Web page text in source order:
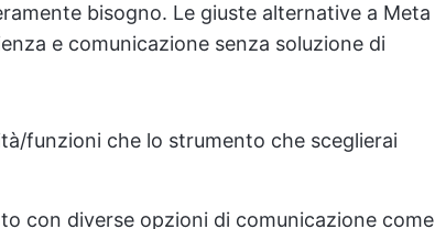
bisogno. Le giuste alternative a Meta
e comunicazione senza soluzione di
funzioni che lo strumento che sceglierai
con diverse opzioni di comunicazione come